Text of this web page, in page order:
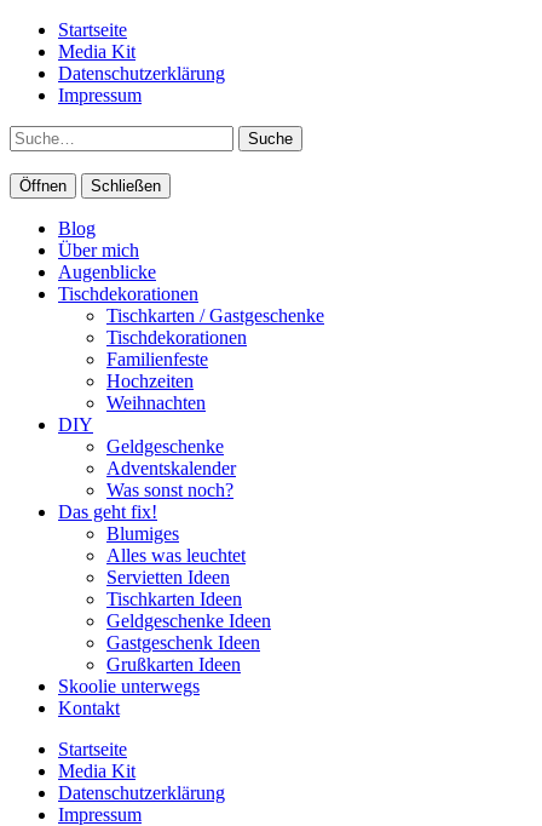
Startseite
Media Kit
Datenschutzerklärung
Impressum
Suche
Öffnen Schließen
Blog
Über mich
Augenblicke
Tischdekorationen
Tischkarten / Gastgeschenke
Tischdekorationen
Familienfeste
Hochzeiten
Weihnachten
DIY
Geldgeschenke
Adventskalender
Was sonst noch?
Das geht fix!
Blumiges
Alles was leuchtet
Servietten Ideen
Tischkarten Ideen
Geldgeschenke Ideen
Gastgeschenk Ideen
Grußkarten Ideen
Skoolie unterwegs
Kontakt
Startseite
Media Kit
Datenschutzerklärung
Impressum